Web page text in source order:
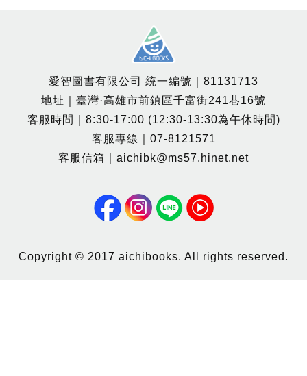
愛智圖書有限公司 統一編號｜81131713
地址｜臺灣·高雄市前鎮區千富街241巷16號
客服時間｜8:30-17:00 (12:30-13:30為午休時間)
客服專線｜07-8121571
客服信箱｜aichibk@ms57.hinet.net
Copyright © 2017 aichibooks. All rights reserved.